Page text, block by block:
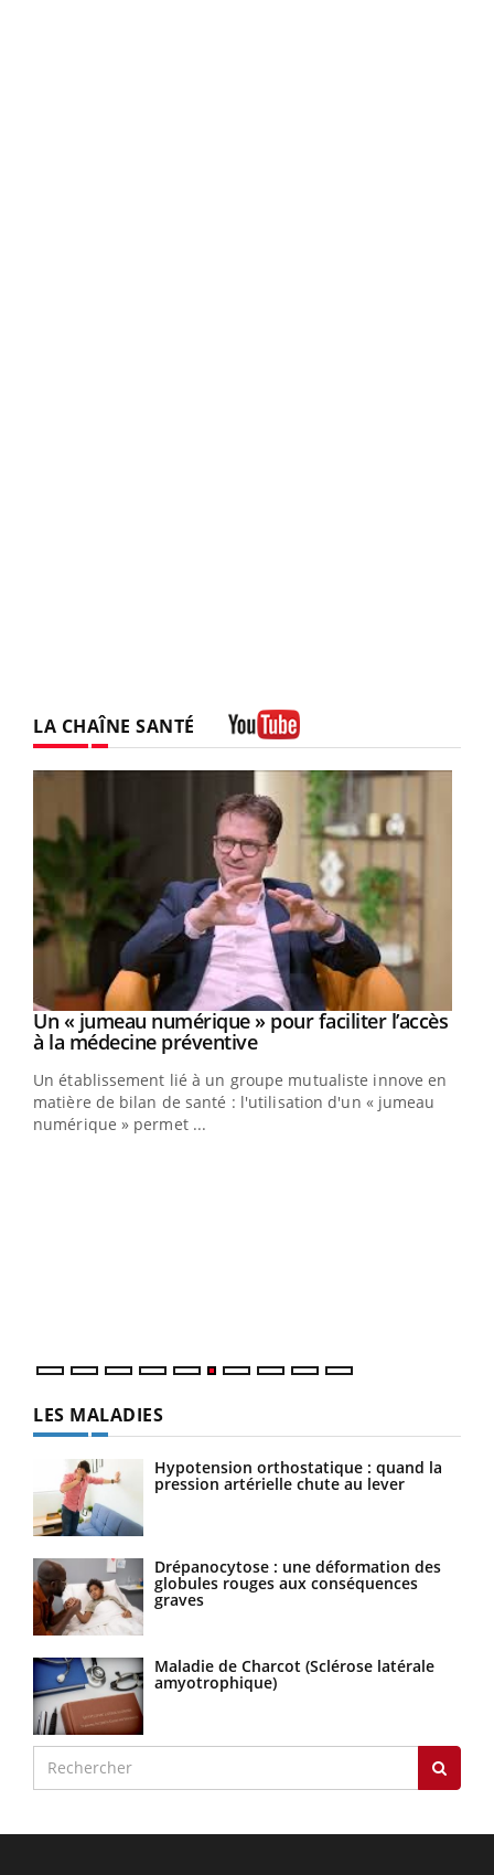
LA CHAÎNE SANTÉ
Youtube
Un « jumeau numérique » pour faciliter l’accès
à la médecine préventiveYoutube
Un établissement lié à un groupe mutualiste innove en
matière de bilan de santé : l'utilisation d'un « jumeau
numérique » permet ...
Youtube
COUP DE FOOD sur le diabèteYoutube
Coup de food sur le diabète, c'est votre nouveau rendez-
vous culinaire qui bouscule les idées reçues ! Dans cet
épisode, une ...
LES MALADIES
Hypotension orthostatique : quand la
pression artérielle chute au lever
Drépanocytose : une déformation des
globules rouges aux conséquences
graves
Maladie de Charcot (Sclérose latérale
amyotrophique)